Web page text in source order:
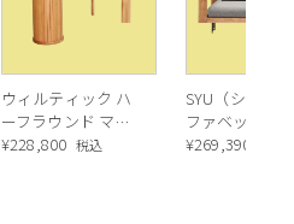
ウィルティック ハ
ーフラウンド マテ
ィエラ塗装 ダイニ
¥228,800 税込
SYU（シュウ
ファベッド（
ュラル）
¥269,390